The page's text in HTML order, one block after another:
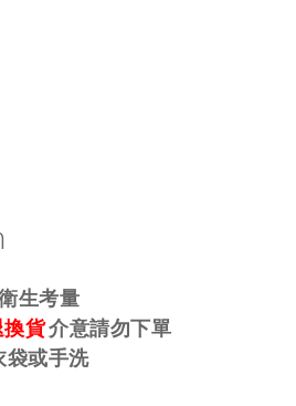
生考量
貨介意請勿下單
袋或手洗